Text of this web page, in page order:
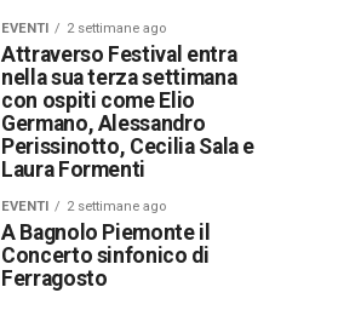
EVENTI 2 settimane ago
Attraverso Festival entra
nella sua terza settimana
con ospiti come Elio
Germano, Alessandro
Perissinotto, Cecilia Sala e
Laura Formenti
EVENTI 2 settimane ago
A Bagnolo Piemonte il
Concerto sinfonico di
Ferragosto